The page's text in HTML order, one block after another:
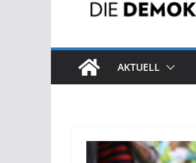
AKTUELL